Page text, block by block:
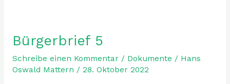
Bürgerbrief 5
Schreibe einen Kommentar / Dokumente / Hans
Oswald Mattern / 28. Oktober 2022
Bürgerbrief